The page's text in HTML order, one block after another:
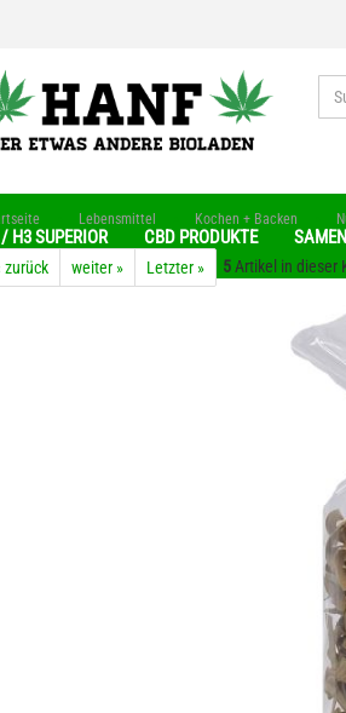
H3 SUPERIOR CBD PRODUKTE SAMEN
Lebensmittel Kochen + Backen
zurück weiter » Letzter » 5Artikel in dieser